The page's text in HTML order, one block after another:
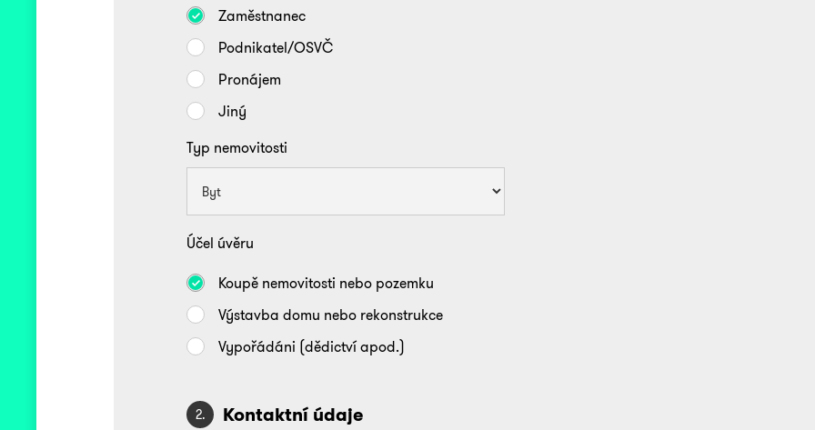
Zaměstnanec
Podnikatel/OSVČ
Pronájem
Jiný
Typ nemovitosti
Účel úvěru
Koupě nemovitosti nebo pozemku
Výstavba domu nebo rekonstrukce
Vypořádáni (dědictví apod.)
2. Kontaktní údaje